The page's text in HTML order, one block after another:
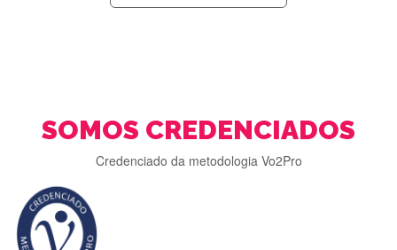
SOMOS CREDENCIADOS
Credenciado da metodologia Vo2Pro